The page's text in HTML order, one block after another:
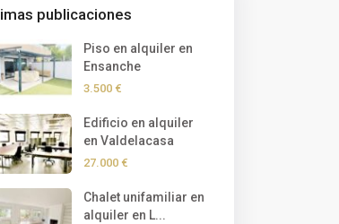
publicaciones
Piso en alquiler en
Ensanche
3.500 €
Edificio en alquiler
en Valdelacasa
27.000 €
Chalet unifamiliar en
alquiler en L...